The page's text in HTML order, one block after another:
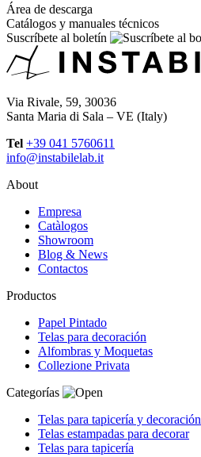
Área de descarga
Catálogos y manuales técnicos
Suscríbete al boletín
Via Rivale, 59, 30036
Santa Maria di Sala – VE (Italy)
Tel +39 041 5760611
info@instabilelab.it
About
Empresa
Catàlogos
Showroom
Blog & News
Contactos
Productos
Papel Pintado
Telas para decoración
Alfombras y Moquetas
Collezione Privata
Categorías
Telas para tapicería y decoración
Telas estampadas para decorar
Telas para tapicería